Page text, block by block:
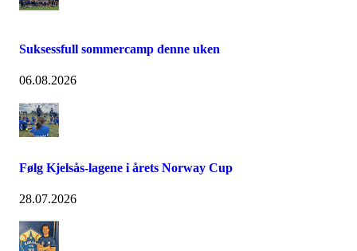
Suksessfull sommercamp denne uken
06.08.2026
Følg Kjelsås-lagene i årets Norway Cup
28.07.2026